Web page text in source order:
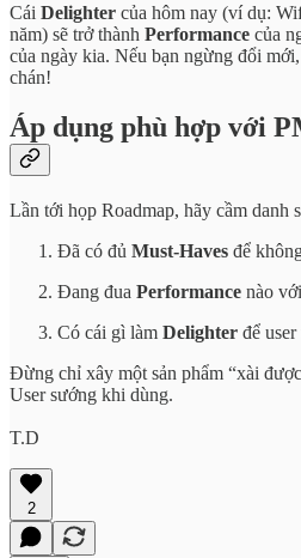
Cái Delighter của hôm nay (ví dụ:
năm) sẽ trở thành Performance của
của ngày kia. Nếu bạn ngừng đổi
chán!
Áp dụng phù hợp với
Lần tới họp Roadmap, hãy cầm danh
Đã có đủ Must-Haves để
Đang đua Performance nào
Có cái gì làm Delighter để
Đừng chỉ xây một sản phẩm “xài
User sướng khi dùng.
T.D
2